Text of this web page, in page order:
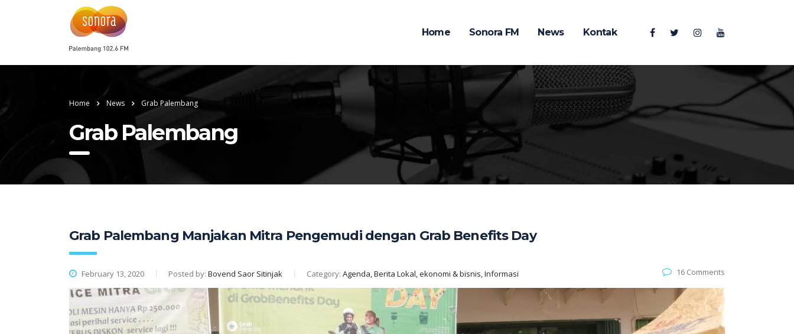
Home Sonora FM News Kontak
Home News Grab Palembang
Grab Palembang
Grab Palembang Manjakan Mitra Pengemudi dengan Grab Benefits Day
February 13, 2020 Posted by: Bovend Saor Sitinjak Category: Agenda, Berita Lokal, ekonomi & bisnis, Informasi 16 Comments